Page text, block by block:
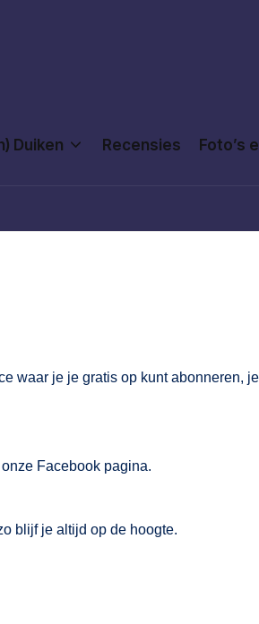
Duiken Recensies Foto’s
waar je je gratis op kunt abonneren,
Facebook pagina.
blijf je altijd op de hoogte.